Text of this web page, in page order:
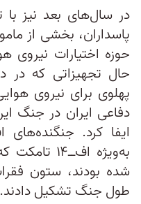
در سال‌های بعد نیز
پاسداران، بخشی از
حوزه اختیارات نیروی
حال تجهیزاتی که در
پهلوی برای نیروی
دفاعی ایران در جنگ
به‌ویژه
شده بودند، ستون
طول جنگ تشکیل دادند.